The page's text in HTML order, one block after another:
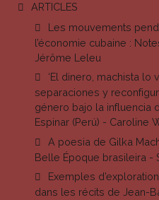
ARTICLES
Les mouvements
l’économie cubaine :
Jérôme Leleu
‘El dinero, machista lo
separaciones y
género bajo la influencia
Espinar (Perú) - Caroline
A poesia de Gilka
Belle Époque brasileira -
Exemples
dans les récits de Jean-